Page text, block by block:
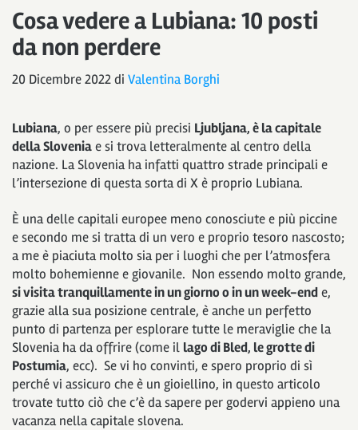
Cosa vedere a Lubiana: 10 posti
da non perdere
20 Dicembre 2022di Valentina Borghi
Lubiana, o per essere più precisi Ljubljana, è la capitale
della Sloveniae si trova letteralmente al centro della
nazione. La Slovenia ha infatti quattro strade principali e
l’intersezione di questa sorta di X è proprio Lubiana.
È una delle capitali europee meno conosciute e più piccine
e secondo me si tratta di un vero e proprio tesoro nascosto;
a me è piaciuta molto sia per i luoghi che per l’atmosfera
molto bohemienne e giovanile. Non essendo molto grande,
si visita tranquillamente in un giorno o in un week-ende,
grazie alla sua posizione centrale, è anche un perfetto
punto di partenza per esplorare tutte le meraviglie che la
Slovenia ha da offrire (come il lago di Bled, le grotte di
Postumia, ecc). Se vi ho convinti, e spero proprio di sì
perché vi assicuro che è un gioiellino, in questo articolo
trovate tutto ciò che c’è da sapere per godervi appieno una
vacanza nella capitale slovena.